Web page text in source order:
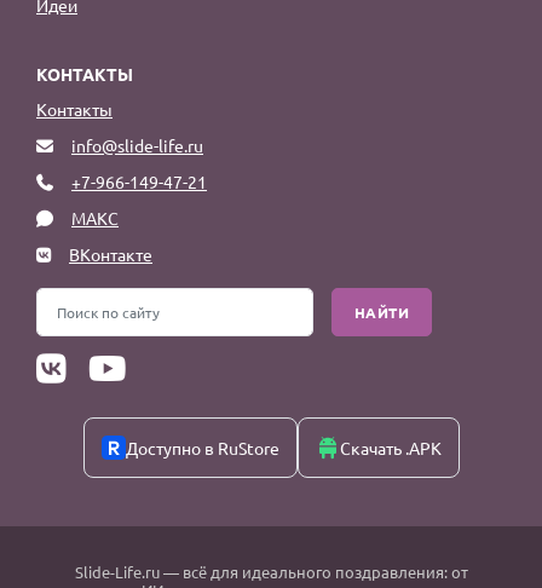
Идеи
КОНТАКТЫ
Контакты
info@slide-life.ru
+7-966-149-47-21
МАКС
ВКонтакте
НАЙТИ
Доступно в RuStore Скачать .APK
Slide-Life.ru— всё для идеального поздравления: от